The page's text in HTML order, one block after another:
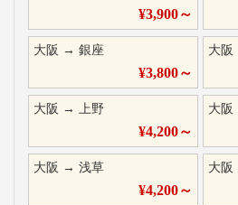
¥3,900～
大阪 → 銀座
¥3,800～
大阪
大阪 → 上野
¥4,200～
大阪
大阪 → 浅草
¥4,200～
大阪